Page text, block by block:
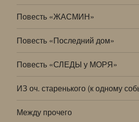
Повесть «ЖАСМИН»
Повесть «Последний дом»
Повесть «СЛЕДЫ у МОРЯ»
ИЗ оч. старенького (к одному
Между прочего